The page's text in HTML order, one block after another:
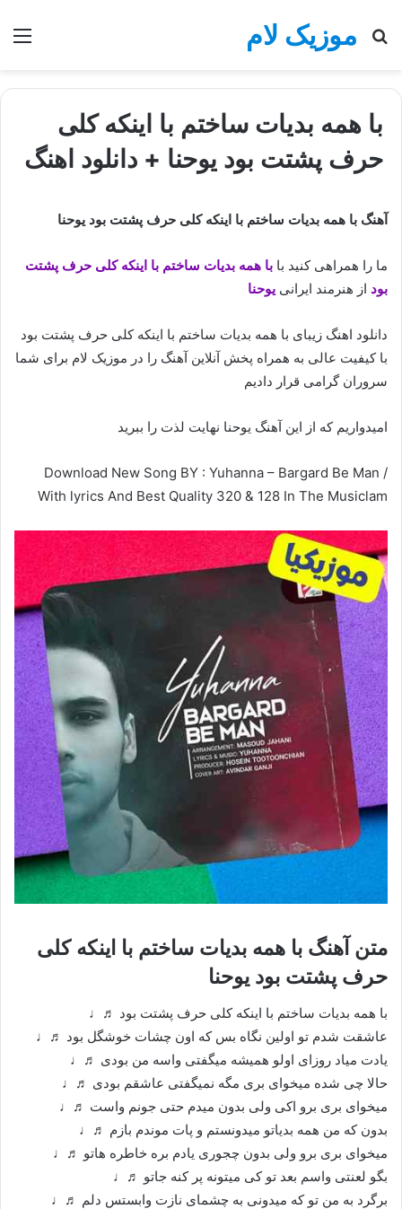
موزیک لام
جستجو
با همه بدیات ساختم با اینکه کلی
حرف پشتت بود یوحنا + دانلود اهنگ
آهنگ با همه بدیات ساختم با اینکه کلی حرف پشتت بود یوحنا
ما را همراهی کنید با با همه بدیات ساختم با اینکه کلی حرف پشتت
بود از هنرمند ایرانی یوحنا
دانلود اهنگ زیبای با همه بدیات ساختم با اینکه کلی حرف پشتت بود
با کیفیت عالی به همراه پخش آنلاین آهنگ را در موزیک لام برای شما
سروران گرامی قرار دادیم
امیدواریم که از این آهنگ یوحنا نهایت لذت را ببرید
Download New Song BY : Yuhanna – Bargard Be Man /
With lyrics And Best Quality 320 & 128 In The Musiclam
متن آهنگ با همه بدیات ساختم با اینکه کلی
حرف پشتت بود یوحنا
با همه بدیات ساختم با اینکه کلی حرف پشتت بود ♬♩
عاشقت شدم تو اولین نگاه بس که اون چشات خوشگل بود ♬♩
یادت میاد روزای اولو همیشه میگفتی واسه من بودی ♬♩
حالا چی شده میخوای بری مگه نمیگفتی عاشقم بودی ♬♩
میخوای بری برو اکی ولی بدون میدم حتی جونم واست ♬♩
بدون که من همه بدیاتو میدونستم و پات موندم بازم ♬♩
میخوای بری برو ولی بدون چجوری یادم بره خاطره هاتو ♬♩
بگو لعنتی واسم بعد تو کی میتونه پر کنه جاتو ♬♩
برگرد به من تو که میدونی به چشمای نازت وابستس دلم ♬♩